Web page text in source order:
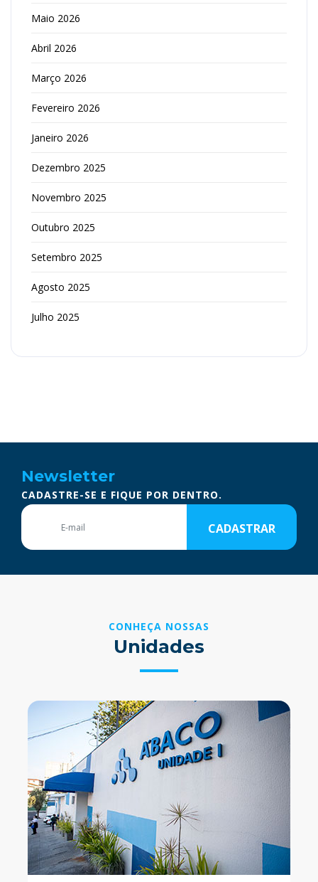
Maio 2026
Abril 2026
Março 2026
Fevereiro 2026
Janeiro 2026
Dezembro 2025
Novembro 2025
Outubro 2025
Setembro 2025
Agosto 2025
Julho 2025
Newsletter
CADASTRE-SE E FIQUE POR DENTRO.
CADASTRAR
CONHEÇA NOSSAS
Unidades